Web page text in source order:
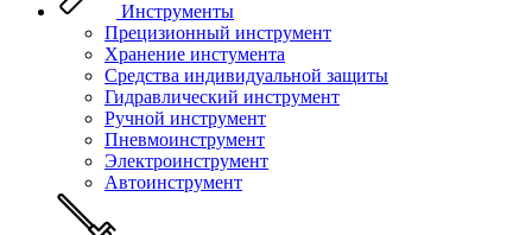
Инструменты
Прецизионный инструмент
Хранение инстумента
Средства индивидуальной защиты
Гидравлический инструмент
Ручной инструмент
Пневмоинструмент
Электроинструмент
Автоинструмент